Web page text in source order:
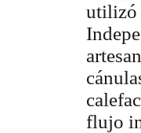
utilizó
flujo